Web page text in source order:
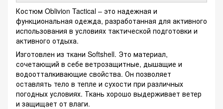
Костюм Oblivion Tactical – это надежная и
функциональная одежда, разработанная для активного
использования в условиях тактической подготовки и
активного отдыха.
Изготовлен из ткани Softshell. Это материал,
сочетающий в себе ветрозащитные, дышащие и
водоотталкивающие свойства. Он позволяет
оставлять тело в тепле и сухости при различных
погодных условиях. Ткань хорошо выдерживает ветер
и защищает от влаги.